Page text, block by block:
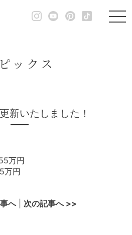
ックス
新いたしました！
万円
円
へ| 次の記事へ >>